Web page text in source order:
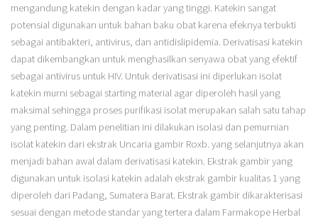
mengandung katekin dengan kadar yang tinggi. Katekin sangat
potensial digunakan untuk bahan baku obat karena efeknya terbukti
sebagai antibakteri, antivirus, dan antidislipidemia. Derivatisasi katekin
dapat dikembangkan untuk menghasilkan senyawa obat yang efektif
sebagai antivirus untuk HIV. Untuk derivatisasi ini diperlukan isolat
katekin murni sebagai starting material agar diperoleh hasil yang
maksimal sehingga proses purifikasi isolat merupakan salah satu tahap
yang penting. Dalam penelitian ini dilakukan isolasi dan pemurnian
isolat katekin dari ekstrak Uncaria gambir Roxb. yang selanjutnya akan
menjadi bahan awal dalam derivatisasi katekin. Ekstrak gambir yang
digunakan untuk isolasi katekin adalah ekstrak gambir kualitas 1 yang
diperoleh dari Padang, Sumatera Barat. Ekstrak gambir dikarakterisasi
sesuai dengan metode standar yang tertera dalam Farmakope Herbal